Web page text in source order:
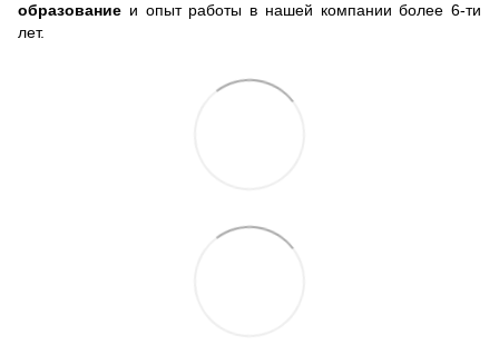
образование и опыт работы в нашей компании более 6-ти
лет.